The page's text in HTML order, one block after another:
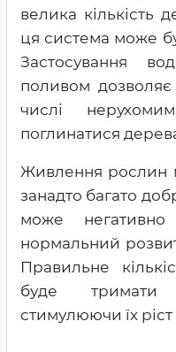
велика кількість
ця система може
Застосування
поливом
числі
поглинатися
Живлення рослин
занадто багато
може
нормальний
Правильне
буде тримати
стимулюючи їх ріст